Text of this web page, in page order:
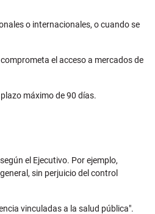
o internacionales, o cuando se
el acceso a mercados de
máximo de 90 días.
el Ejecutivo. Por ejemplo,
sin perjuicio del control
vinculadas a la salud pública".